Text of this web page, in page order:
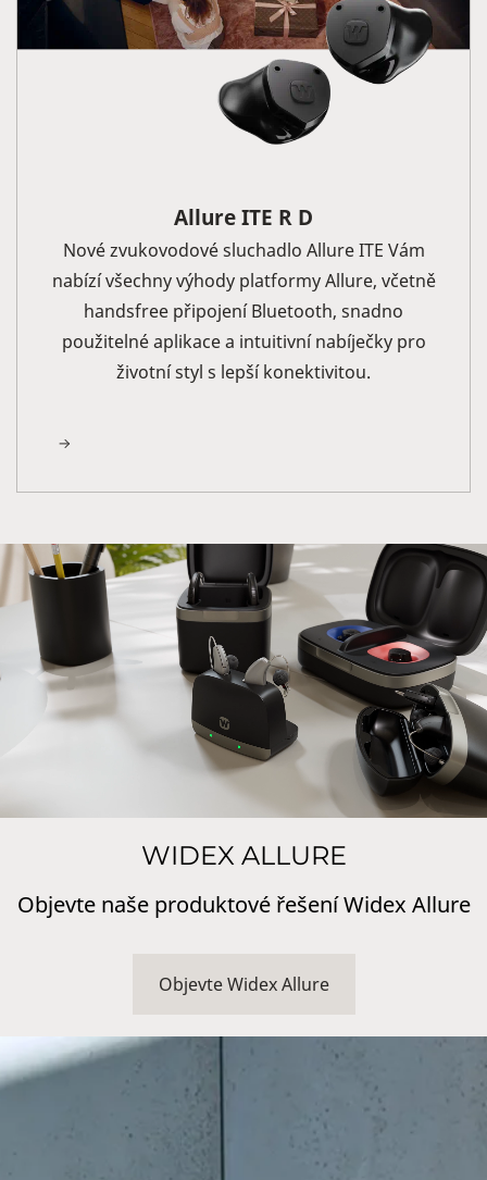
Allure ITE R D
Nové zvukovodové sluchadlo Allure ITE Vám
nabízí všechny výhody platformy Allure, včetně
handsfree připojení Bluetooth, snadno
použitelné aplikace a intuitivní nabíječky pro
životní styl s lepší konektivitou.
WIDEX ALLURE
Objevte naše produktové řešení Widex Allure
Objevte Widex Allure